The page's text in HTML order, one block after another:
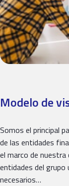
Modelo de
Somos el principal
de las entidades
el marco de
entidades del
necesarios…